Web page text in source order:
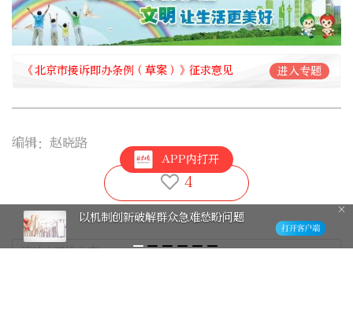
《北京市接诉即办条例（草案）》征求意见 进入专题
编辑：赵晓路
4
APP内打开
以机制创新破解群众急难愁盼问题